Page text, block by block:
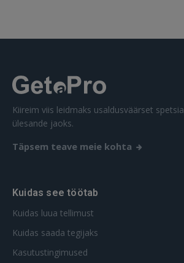
Kiireim viis leidmaks usaldusväärset
ülesande jaoks.
Täpsem teave meie kohta
Kuidas see töötab
Kuidas luua tellimust
Kuidas saada tegijaks
Kasutustingimused